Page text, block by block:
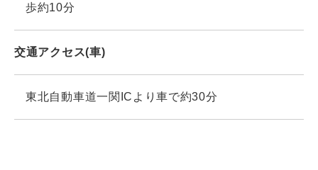
歩約10分
交通アクセス(車)
東北自動車道一関ICより車で約30分